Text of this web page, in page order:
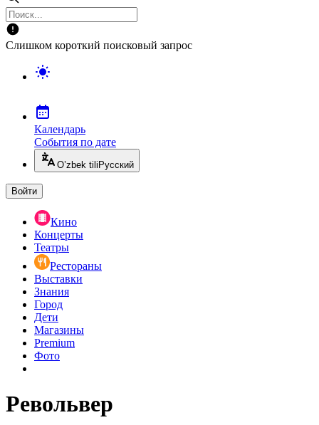
Слишком короткий поисковый запрос
Календарь
События по дате
O’zbek tili Русский
Войти
Кино
Концерты
Театры
Рестораны
Выставки
Знания
Город
Дети
Магазины
Premium
Фото
Револьвер